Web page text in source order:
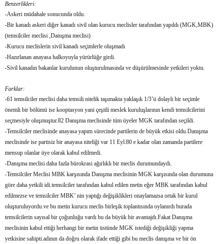
Benzerlikleri:
-Askeri müdahale sonucunda oldu.
-Bir kanadı askeri diğer kanadı sivil olan kurucu meclisler tarafından yapıldı (MGK,MBK)
(temsilciler meclisi ,Danışma meclisi)
-Kurucu meclislerin sivil kanadı seçimlerle oluşmadı
-Hazırlanan anayasa halkoyuyla yürürlüğe girdi.
-Sivil kanadın bakanlar kurulunun oluşturulmasında ve düşürülmesinde yetkileri yoktu.
Farklar:
-61 temsilciler meclisi daha temsili nitelik taşımakta yaklaşık 1/3’ü dolaylı bir seçimle
önemli bir bölümü ise kooptasyon yani çeşitli meslek kuruluşlarının kendi temsilcilerini
seçmesiyle oluşmuştur.82 Danışma meclisinde tüm üyeler MGK tarafından seçildi.
-Temsilciler meclisinde anayasa yapım sürecinde partilerin de büyük etkisi oldu.Danışma
meclisinde ise partisiz bir anayasa niteliği var 11 Eyl.80 e kadar olan zamanda partilere
mensup olanlar üye olarak kabul edilmedi.
-Danışma meclisi daha fazla bürokrasi ağırlıklı bir meclis durumundaydı.
-Temsilciler Meclisi MBK karşısında Danışma meclisinin MGK karşısında olan durumuna
göre daha yetkili idi.temsilciler tarafından kabul edilen metin eğer MBK tarafından kabul
edilmezse ve temsilciler MBK’ nin yaptığı değişiklikleri onaylamazsa ortak bir kurul
oluşturuluyordu.ve bu metin kurucu meclis birleşik toplantısında oylanırdı burada
temsilcilerin sayısal bir çoğunluğu vardı bu da büyük bir avantajdı.Fakat Danışma
meclisinin kabul ettiği herhangi bir metin üstünde MGK istediği değişikliği yapma
yetkisine sahipti.adının da doğru olarak ifade ettiği gibi bu meclis danışma ve bir ön